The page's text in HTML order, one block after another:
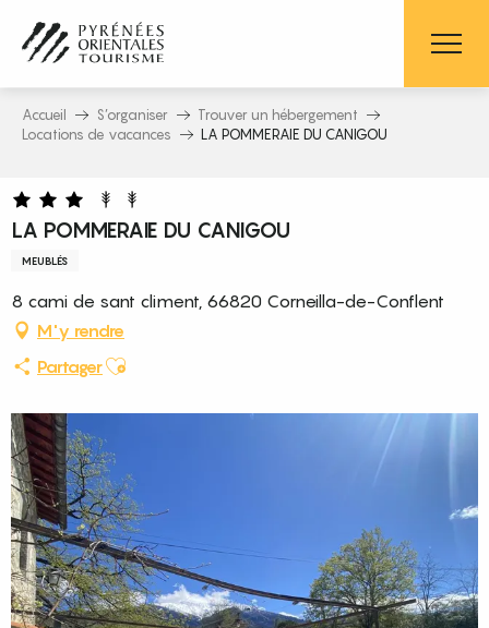
contenu
principal
Accueil S’organiser
Trouver un hébergement
Locations de vacances
LA POMMERAIE DU CANIGOU
LA POMMERAIE DU CANIGOU
MEUBLÉS
8 cami de sant climent, 66820 Corneilla-de-Conflent
M'y rendre
PartagerAjouter aux favoris